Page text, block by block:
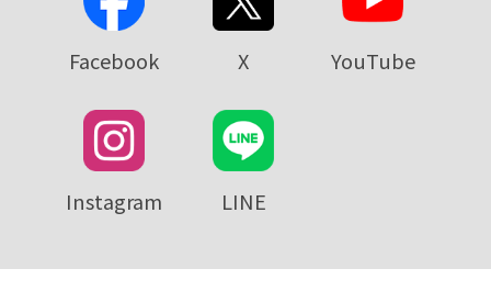
Facebook X YouTube
Instagram LINE